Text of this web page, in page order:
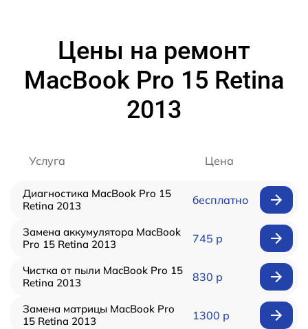
Цены на ремонт
MacBook Pro 15 Retina
2013
Услуга Цена
Диагностика MacBook Pro 15
Retina 2013
бесплатно
Замена аккумулятора MacBook
Pro 15 Retina 2013
745 р
Чистка от пыли MacBook Pro 15
Retina 2013
830 р
Замена матрицы MacBook Pro
15 Retina 2013
1300 р